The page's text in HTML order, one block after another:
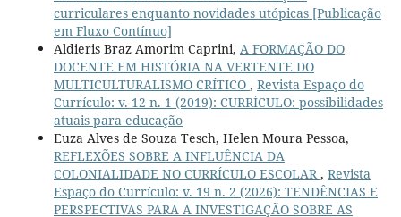
curriculares enquanto novidades utópicas [Publicação
em Fluxo Contínuo]
Aldieris Braz Amorim Caprini, A FORMAÇÃO DO
DOCENTE EM HISTÓRIA NA VERTENTE DO
MULTICULTURALISMO CRÍTICO , Revista Espaço do
Currículo: v. 12 n. 1 (2019): CURRÍCULO: possibilidades
atuais para educação
Euza Alves de Souza Tesch, Helen Moura Pessoa,
REFLEXÕES SOBRE A INFLUÊNCIA DA
COLONIALIDADE NO CURRÍCULO ESCOLAR, Revista
Espaço do Currículo: v. 19 n. 2 (2026): TENDÊNCIAS E
PERSPECTIVAS PARA A INVESTIGAÇÃO SOBRE AS